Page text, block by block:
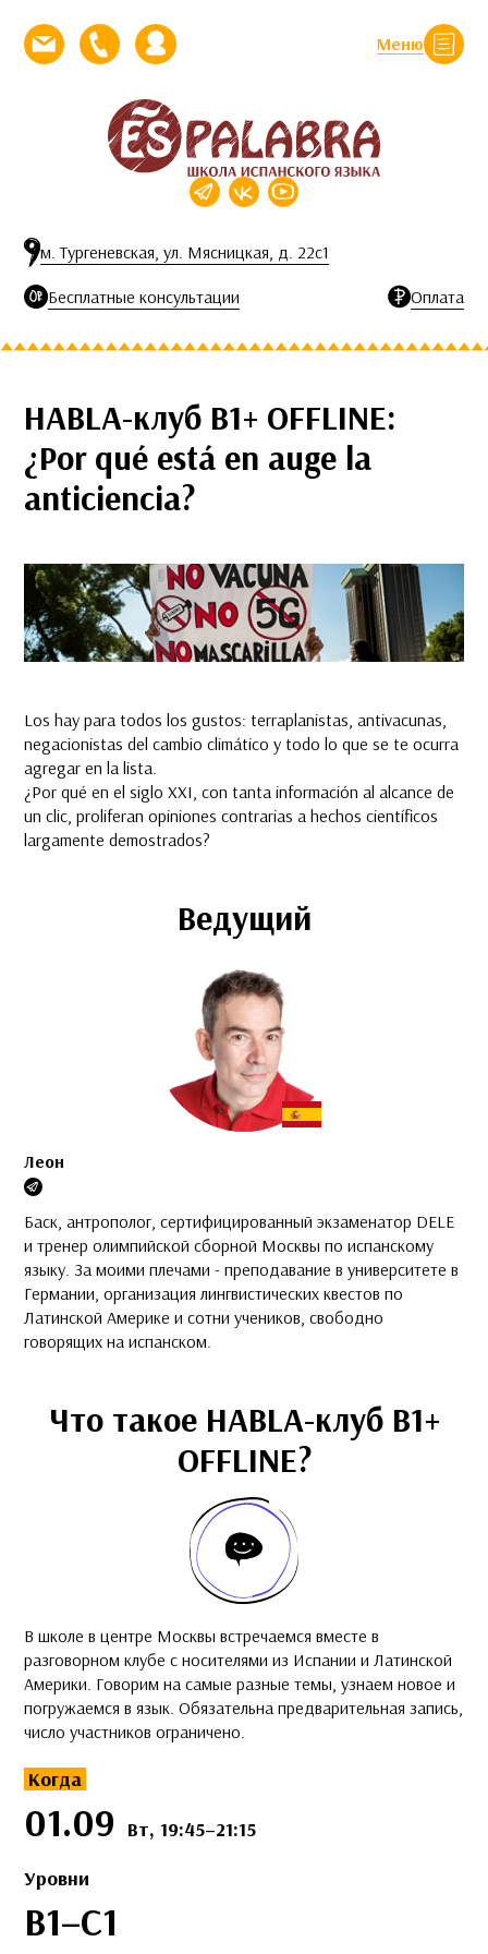
Меню
Закрыть
Напишите нам письмо
Позвоните намЛичный кабинет
м. Тургеневская, ул. Мясницкая, д. 22с1
Бесплатные консультации Оплата
HABLA-клуб B1+ OFFLINE:
¿Por qué está en auge la
anticiencia?
Los hay para todos los gustos: terraplanistas, antivacunas,
negacionistas del cambio climático y todo lo que se te ocurra
agregar en la lista.
¿Por qué en el siglo XXI, con tanta información al alcance de
un clic, proliferan opiniones contrarias a hechos científicos
largamente demostrados?
Ведущий
Леон
Баск, антрополог, сертифицированный экзаменатор DELE
и тренер олимпийской сборной Москвы по испанскому
языку. За моими плечами - преподавание в университете в
Германии, организация лингвистических квестов по
Латинской Америке и сотни учеников, свободно
говорящих на испанском.
Что такое HABLA-клуб B1+
OFFLINE?
В школе в центре Москвы встречаемся вместе в
разговорном клубе с носителями из Испании и Латинской
Америки. Говорим на самые разные темы, узнаем новое и
погружаемся в язык. Обязательна предварительная запись,
число участников ограничено.
Когда
01.09
Вт, 19:45–21:15
Уровни
B1–C1